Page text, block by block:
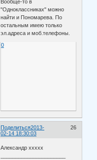
Вообще-то в
"Одноклассниках" можно
найти и Пономарева. По
остальным имею только
эл.адреса и моб.телефоны.
0
Поделиться 26
2013-
02-14 18:30:03
Александр ххххх